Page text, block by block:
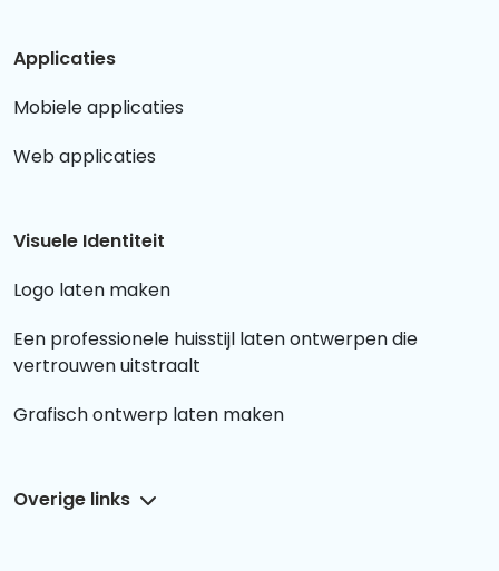
Applicaties
Mobiele applicaties
Web applicaties
Visuele Identiteit
Logo laten maken
Een professionele huisstijl laten ontwerpen die
vertrouwen uitstraalt
Grafisch ontwerp laten maken
Overige links